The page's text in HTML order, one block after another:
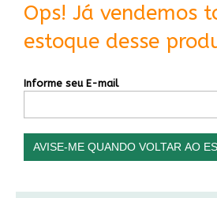
Ops! Já vendemos
estoque desse
Informe seu E-mail
AVISE-ME QUANDO VOLTAR AO